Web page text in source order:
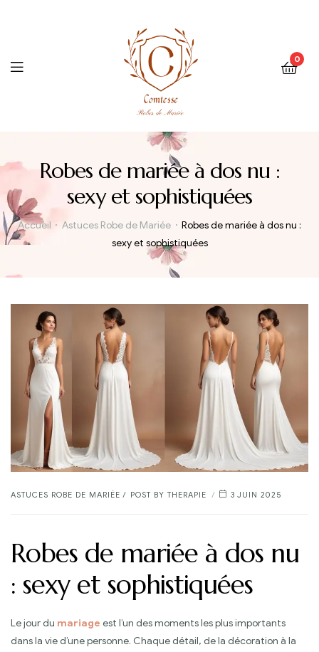
0
Menu
Robes de mariée à dos nu :
sexy et sophistiquées
Accueil Astuces Robe de Mariée
Robes de mariée à dos nu :
sexy et sophistiquées
CATEGORIES
ASTUCES ROBE DE MARIÉE POST BYTHERAPIE 3 JUIN 2025
Robes de mariée à dos nu
: sexy et sophistiquées
Le jour du mariage est l’un des moments les plus importants
dans la vie d’une personne. Chaque détail, de la décoration à la